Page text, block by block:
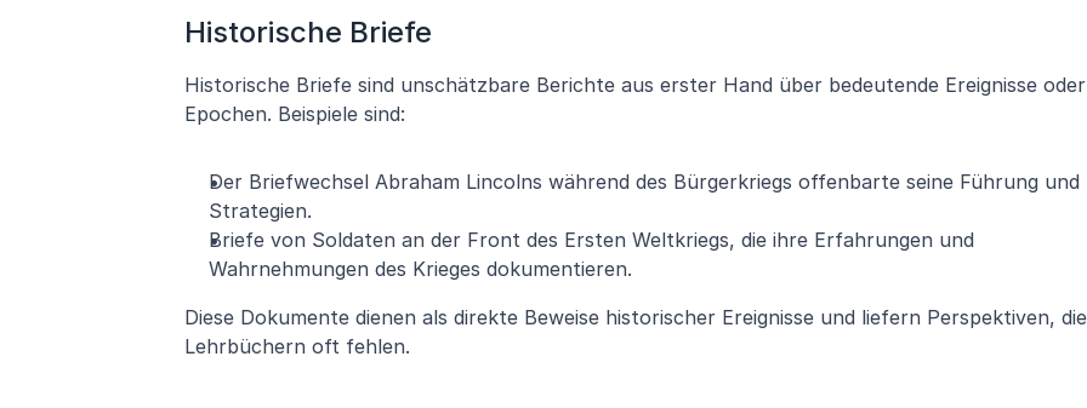
Historische Briefe
Historische Briefe sind unschätzbare Berichte aus erster Hand über bedeutende Ereignisse oder
Epochen. Beispiele sind:
Der Briefwechsel Abraham Lincolns während des Bürgerkriegs offenbarte seine Führung und
Strategien.
Briefe von Soldaten an der Front des Ersten Weltkriegs, die ihre Erfahrungen und
Wahrnehmungen des Krieges dokumentieren.
Diese Dokumente dienen als direkte Beweise historischer Ereignisse und liefern Perspektiven, die
Lehrbüchern oft fehlen.